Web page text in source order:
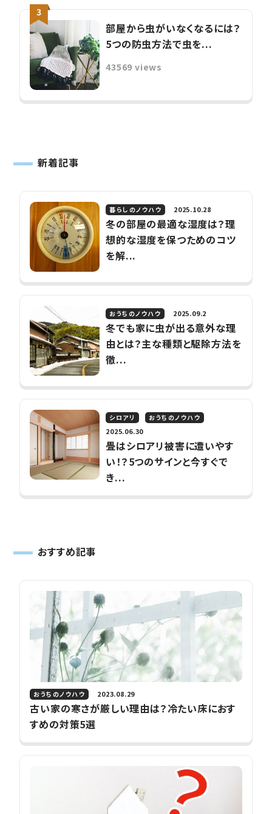
部屋から虫がいなくなるには？
5つの防虫方法で虫を...
43569 views
新着記事
暮らしのノウハウ 2025.10.28
冬の部屋の最適な湿度は？理
想的な湿度を保つためのコツ
を解...
おうちのノウハウ 2025.09.2
冬でも家に虫が出る意外な理
由とは？主な種類と駆除方法を
徹...
シロアリ おうちのノウハウ
2025.06.30
畳はシロアリ被害に遭いやす
い！？5つのサインと今すぐで
き...
おすすめ記事
おうちのノウハウ 2023.08.29
古い家の寒さが厳しい理由は？冷たい床におす
すめの対策5選